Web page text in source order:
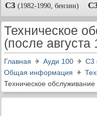
С3 (1982-1990, бензин)
Техническое
(после августа
Главная Ауди 100 С3
Общая информация
Техническое обслуживание